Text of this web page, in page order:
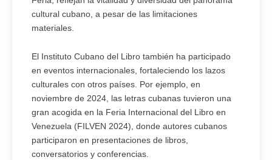
cultural cubano, a pesar de las limitaciones
materiales.
El Instituto Cubano del Libro también ha participado
en eventos internacionales, fortaleciendo los lazos
culturales con otros países. Por ejemplo, en
noviembre de 2024, las letras cubanas tuvieron una
gran acogida en la Feria Internacional del Libro en
Venezuela (FILVEN 2024), donde autores cubanos
participaron en presentaciones de libros,
conversatorios y conferencias.